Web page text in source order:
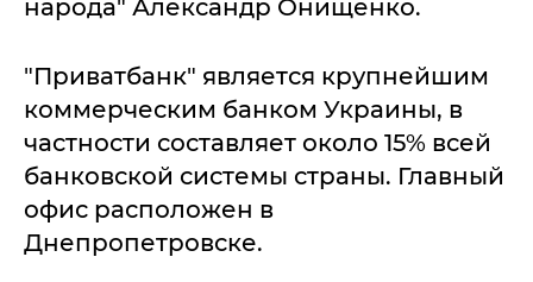
народа" Александр Онищенко.
"Приватбанк" является крупнейшим
коммерческим банком Украины, в
частности составляет около 15% всей
банковской системы страны. Главный
офис расположен в
Днепропетровске.